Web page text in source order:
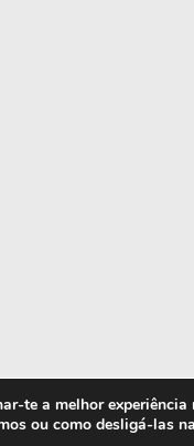
te a melhor experiência
ou como desligá-las